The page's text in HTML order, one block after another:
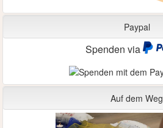
Paypal
Spenden via
Auf dem Weg